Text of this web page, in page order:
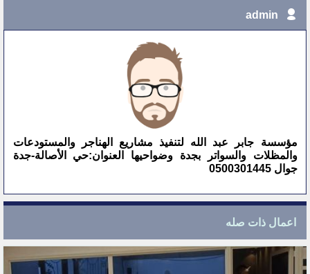
admin
مؤسسة جابر عبد الله لتنفيذ مشاريع الهناجر والمستودعات
والمظلات والسواتر بجدة وضواحيها العنوان:حي الأصالة-جدة
جوال 0500301445
اعمال ذات صله